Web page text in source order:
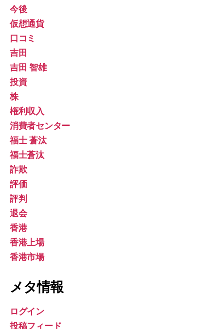
今後
仮想通貨
口コミ
吉田
吉田 智雄
投資
株
権利収入
消費者センター
福士 蒼汰
福士蒼汰
詐欺
評価
評判
退会
香港
香港上場
香港市場
メタ情報
ログイン
投稿フィード